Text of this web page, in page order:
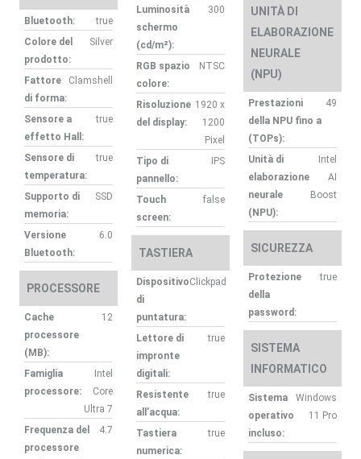
Bluetooth:
true
Colore del
prodotto:
Silver
Fattore
di forma:
Clamshell
Sensore a
effetto Hall:
true
Sensore di
temperatura:
true
Supporto di
memoria:
SSD
Versione
Bluetooth:
6.0
PROCESSORE
Cache
processore
(MB):
12
Famiglia
processore:
Intel
Core
Ultra 7
Frequenza del
processore
4.7
Luminosità
schermo
(cd/m²):
300
RGB spazio
colore:
NTSC
Risoluzione
del display:
1920 x
1200
Pixel
Tipo di
pannello:
IPS
Touch
screen:
false
TASTIERA
Dispositivo
di
puntatura:
Clickpad
Lettore di
impronte
digitali:
true
Resistente
all’acqua:
true
Tastiera
numerica:
true
UNITÀ DI
ELABORAZIONE
NEURALE
(NPU)
Prestazioni
della NPU fino a
(TOPs):
49
Unità di
elaborazione
neurale
(NPU):
Intel
AI
Boost
SICUREZZA
Protezione
della
password:
true
SISTEMA
INFORMATICO
Sistema
operativo
incluso:
Windows
11 Pro